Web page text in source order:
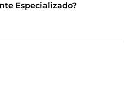
Especializado?